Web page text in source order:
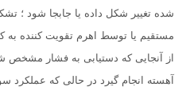
شده تغییر شکل داده یا جابجا شود ؛
مستقیم یا توسط اهرم تقویت کننده
از آنجایی که دستیابی به فشار
آهسته انجام گیرد در حالی که عملکرد